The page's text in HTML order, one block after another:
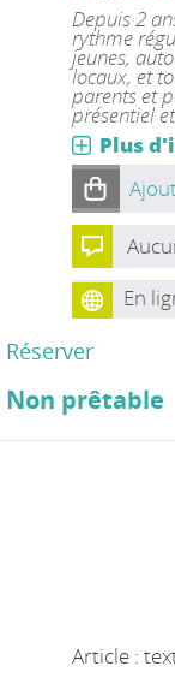
Depuis 2
rythme
jeunes,
locaux, et
parents et
présentiel
Plus
En
Réserver
Non prêtable
Article :